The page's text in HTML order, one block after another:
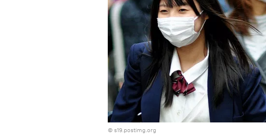
© s19.postimg.org